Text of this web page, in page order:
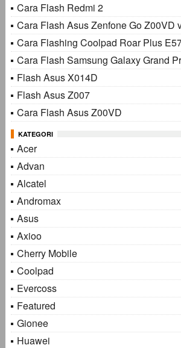
Cara Flash Redmi 2
Cara Flash Asus Zenfone Go Z00VD
Cara Flashing Coolpad Roar Plus
Cara Flash Samsung Galaxy Grand
Flash Asus X014D
Flash Asus Z007
Cara Flash Asus Z00VD
KATEGORI
Acer
Advan
Alcatel
Andromax
Asus
Axioo
Cherry Mobile
Coolpad
Evercoss
Featured
Gionee
Huawei